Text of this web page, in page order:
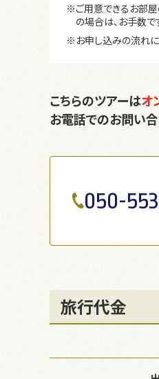
※ご用意できるお部屋
の場合は、お手数
※お申し込みの流れに
こちらのツアーはオ
お電話でのお問い合
050-
旅行代金